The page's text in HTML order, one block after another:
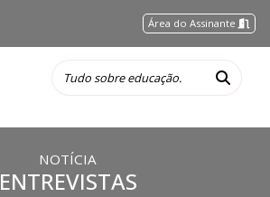
Área do Assinante
NOTÍCIA
ENTREVISTAS